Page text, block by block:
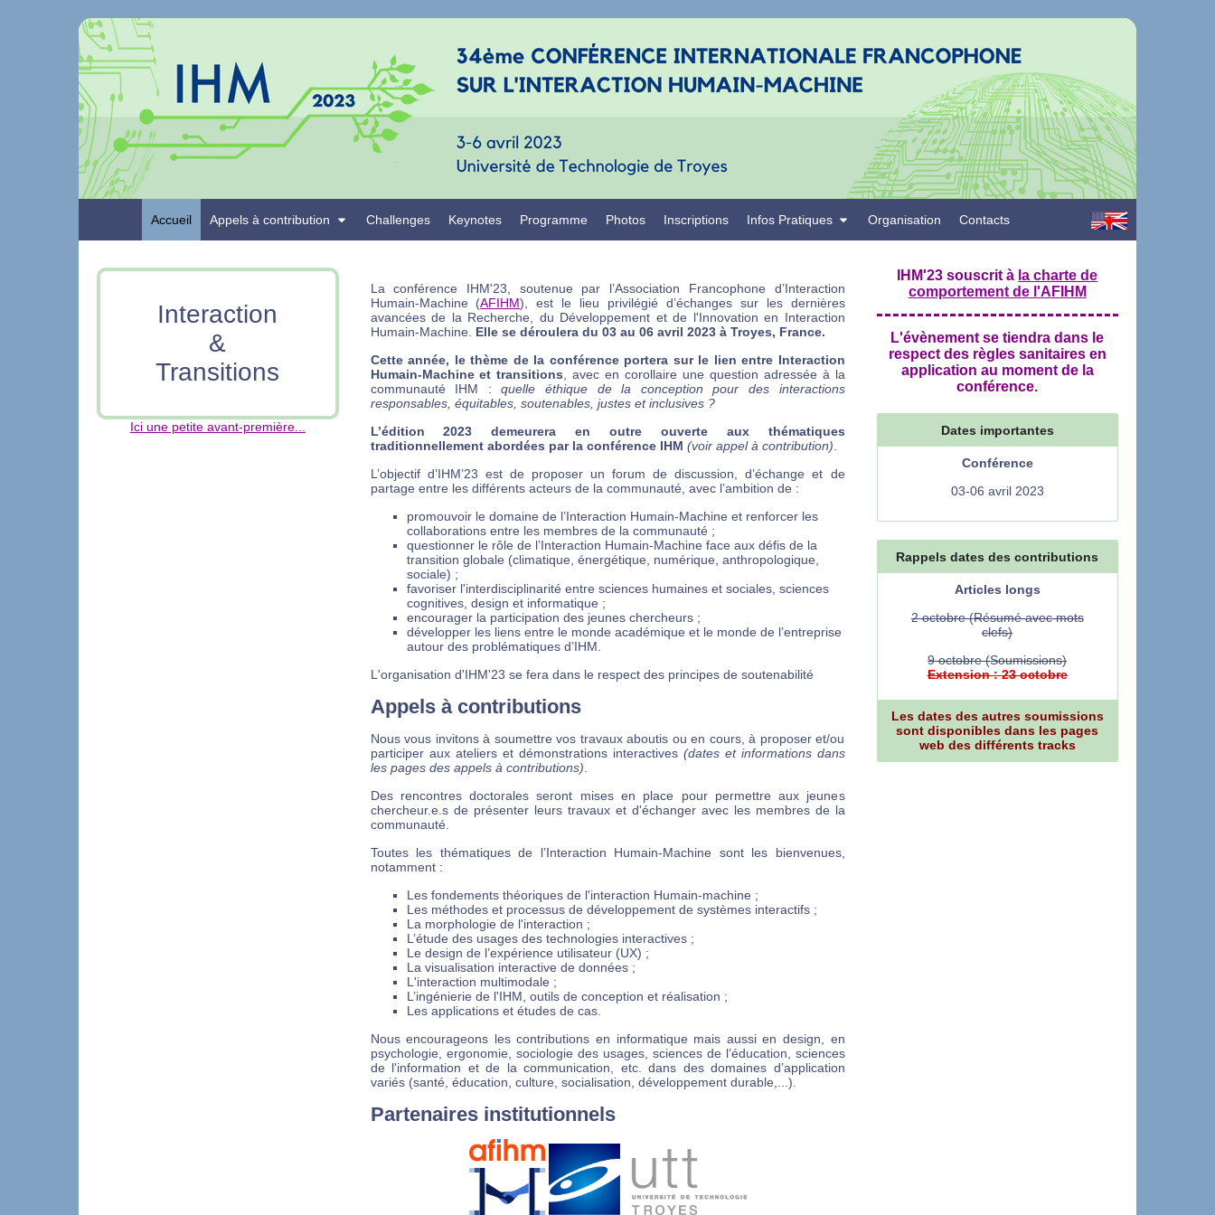
Accueil Appels à contribution Challenges Keynotes Programme Photos Inscriptions Infos Pratiques Organisation Contacts
Interaction
&
Transitions
Ici une petite avant-première...
La conférence IHM'23, soutenue par l’Association Francophone d’Interaction
Humain-Machine (AFIHM), est le lieu privilégié d’échanges sur les dernières
avancées de la Recherche, du Développement et de l'Innovation en Interaction
Humain-Machine. Elle se déroulera du 03 au 06 avril 2023 à Troyes, France.
Cette année, le thème de la conférence portera sur le lien entre Interaction
Humain-Machine et transitions , avec en corollaire une question adressée à la
communauté IHM : quelle éthique de la conception pour des interactions
responsables, équitables, soutenables, justes et inclusives ?
L’édition 2023 demeurera en outre ouverte aux thématiques
traditionnellement abordées par la conférence IHM (voir appel à contribution)
L’objectif d’IHM’23 est de proposer un forum de discussion, d’échange et de
partage entre les différents acteurs de la communauté, avec l’ambition de :
promouvoir le domaine de l’Interaction Humain-Machine et renforcer les
collaborations entre les membres de la communauté ;
questionner le rôle de l’Interaction Humain-Machine face aux défis de la
transition globale (climatique, énergétique, numérique, anthropologique,
sociale) ;
favoriser l'interdisciplinarité entre sciences humaines et sociales, sciences
cognitives, design et informatique ;
encourager la participation des jeunes chercheurs ;
développer les liens entre le monde académique et le monde de l’entreprise
autour des problématiques d’IHM.
L'organisation d'IHM'23 se fera dans le respect des principes de soutenabilité
Appels à contributions
Nous vous invitons à soumettre vos travaux aboutis ou en cours, à proposer et/ou
participer aux ateliers et démonstrations interactives (dates et informations dans
les pages des appels à contributions)
Des rencontres doctorales seront mises en place pour permettre aux jeunes
chercheur.e.s de présenter leurs travaux et d'échanger avec les membres de la
communauté.
Toutes les thématiques de l’Interaction Humain-Machine sont les bienvenues,
notamment :
Les fondements théoriques de l'interaction Humain-machine ;
Les méthodes et processus de développement de systèmes interactifs ;
La morphologie de l'interaction ;
L’étude des usages des technologies interactives ;
Le design de l’expérience utilisateur (UX) ;
La visualisation interactive de données ;
L'interaction multimodale ;
L’ingénierie de l'IHM, outils de conception et réalisation ;
Les applications et études de cas.
Nous encourageons les contributions en informatique mais aussi en design, en
psychologie, ergonomie, sociologie des usages, sciences de l’éducation, sciences
de l'information et de la communication, etc. dans des domaines d’application
variés (santé, éducation, culture, socialisation, développement durable,...).
Partenaires institutionnels
IHM'23 souscrit à la charte de
comportement de l'AFIHM
L'évènement se tiendra dans le
respect des règles sanitaires en
application au moment de la
conférence.
Dates importantes
Conférence
03-06 avril 2023
Rappels dates des contributions
Articles longs
2 octobre (Résumé avec mots
clefs)
9 octobre (Soumissions)
Extension : 23 octobre
Les dates des autres soumissions
sont disponibles dans les pages
web des différents tracks